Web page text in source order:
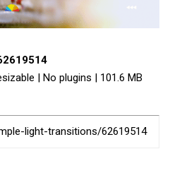
| No plugins | 101.6 MB
light-transitions/62619514